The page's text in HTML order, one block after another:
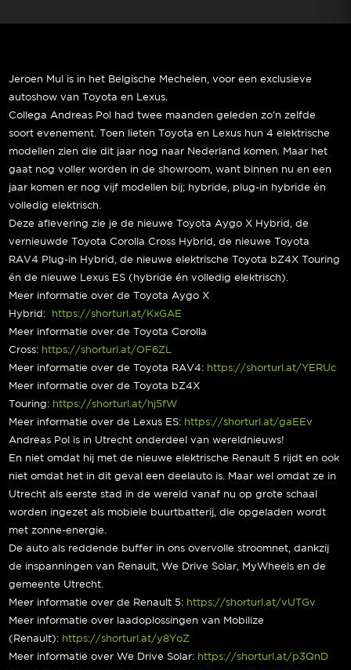
Jeroen Mul is in het Belgische Mechelen, voor een exclusieve
autoshow van Toyota en Lexus.
Collega Andreas Pol had twee maanden geleden zo’n zelfde
soort evenement. Toen lieten Toyota en Lexus hun 4 elektrische
modellen zien die dit jaar nog naar Nederland komen. Maar het
gaat nog voller worden in de showroom, want binnen nu en een
jaar komen er nog vijf modellen bij; hybride, plug-in hybride én
volledig elektrisch.
Deze aflevering zie je de nieuwe Toyota Aygo X Hybrid, de
vernieuwde Toyota Corolla Cross Hybrid, de nieuwe Toyota
RAV4 Plug-in Hybrid, de nieuwe elektrische Toyota bZ4X Touring
én de nieuwe Lexus ES (hybride én volledig elektrisch).
Meer informatie over de Toyota Aygo X
Hybrid: https://shorturl.at/KxGAE
Meer informatie over de Toyota Corolla
Cross: https://shorturl.at/OF6ZL
Meer informatie over de Toyota RAV4: https://shorturl.at/YERUc
Meer informatie over de Toyota bZ4X
Touring: https://shorturl.at/hj5fW
Meer informatie over de Lexus ES: https://shorturl.at/gaEEv
Andreas Pol is in Utrecht onderdeel van wereldnieuws!
En niet omdat hij met de nieuwe elektrische Renault 5 rijdt en ook
niet omdat het in dit geval een deelauto is. Maar wel omdat ze in
Utrecht als eerste stad in de wereld vanaf nu op grote schaal
worden ingezet als mobiele buurtbatterij, die opgeladen wordt
met zonne-energie.
De auto als reddende buffer in ons overvolle stroomnet, dankzij
de inspanningen van Renault, We Drive Solar, MyWheels en de
gemeente Utrecht.
Meer informatie over de Renault 5: https://shorturl.at/vUTGv
Meer informatie over laadoplossingen van Mobilize
(Renault): https://shorturl.at/y8YoZ
Meer informatie over We Drive Solar: https://shorturl.at/p3QnD